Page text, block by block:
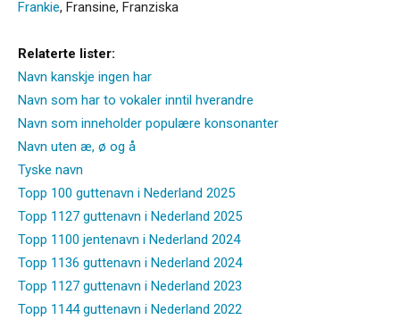
Frankie, Fransine, Franziska
Relaterte lister:
Navn kanskje ingen har
Navn som har to vokaler inntil hverandre
Navn som inneholder populære konsonanter
Navn uten æ, ø og å
Tyske navn
Topp 100 guttenavn i Nederland 2025
Topp 1127 guttenavn i Nederland 2025
Topp 1100 jentenavn i Nederland 2024
Topp 1136 guttenavn i Nederland 2024
Topp 1127 guttenavn i Nederland 2023
Topp 1144 guttenavn i Nederland 2022